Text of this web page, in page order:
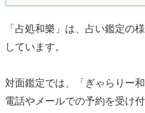
「占処和樂」は、占い鑑定の
しています。
対面鑑定では、「ぎゃらりー和
電話やメールでの予約を受け